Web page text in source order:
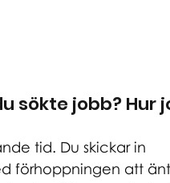
sökte jobb? Hur
tid. Du skickar in
förhoppningen att